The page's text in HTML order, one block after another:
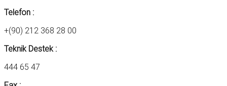
Telefon :
+(90) 212 368 28 00
Teknik Destek :
444 65 47